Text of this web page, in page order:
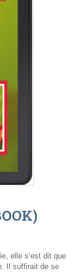
elle s’est dit que
Il suffirait de se